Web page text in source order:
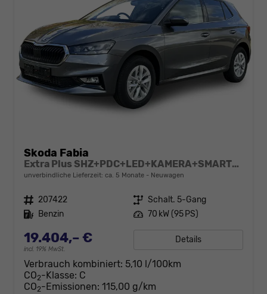
Skoda Fabia
Extra Plus SHZ+PDC+LED+KAMERA+SMARTLINK+LM
unverbindliche Lieferzeit: ca. 5 Monate Neuwagen
Fahrzeugnr. 207422 Getriebe Schalt. 5-Gang
Kraftstoff Benzin Leistung 70 kW (95 PS)
19.404,– €
incl. 19% MwSt.
Details
Verbrauch kombiniert: 5,10 l/100km
CO2-Klasse: C
CO2-Emissionen: 115,00 g/km